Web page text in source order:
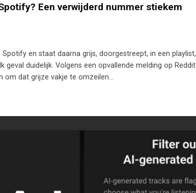
Een verwijderd nummer stiekem
en staat daarna grijs, doorgestreept, in een playlist,
geval duidelijk. Volgens een opvallende melding op Reddit
om dat grijze vakje te omzeilen…